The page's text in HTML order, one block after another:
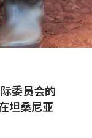
委员会的
坦桑尼亚